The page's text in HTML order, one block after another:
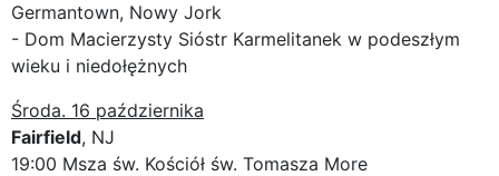
Germantown, Nowy Jork
- Dom Macierzysty Sióstr Karmelitanek w podeszłym
wieku i niedołężnych
Środa. 16 października
Fairfield, NJ
19:00 Msza św. Kościół św. Tomasza More